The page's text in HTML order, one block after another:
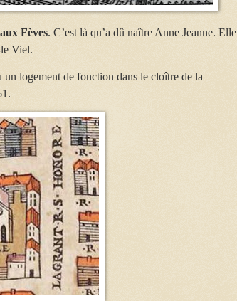
Fèves. C’est là qu’a dû naître Anne Jeanne. Elle
Viel.
un logement de fonction dans le cloître de la